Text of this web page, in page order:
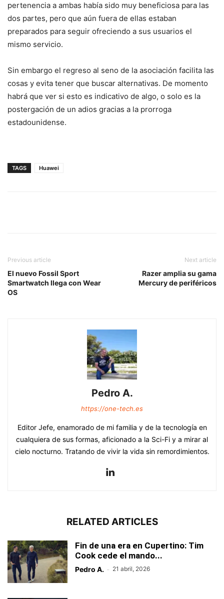
pertenencia a ambas había sido muy beneficiosa para las
dos partes, pero que aún fuera de ellas estaban
preparados para seguir ofreciendo a sus usuarios el
mismo servicio.
Sin embargo el regreso al seno de la asociación facilita las
cosas y evita tener que buscar alternativas. De momento
habrá que ver si esto es indicativo de algo, o solo es la
postergación de un adios gracias a la prorroga
estadounidense.
TAGS Huawei
Previous article
El nuevo Fossil Sport
Smartwatch llega con Wear
OS
Next article
Razer amplia su gama
Mercury de periféricos
Pedro A.
https://one-tech.es
Editor Jefe, enamorado de mi familia y de la tecnología en
cualquiera de sus formas, aficionado a la Sci-Fi y a mirar al
cielo nocturno. Tratando de vivir la vida sin remordimientos.
RELATED ARTICLES
Fin de una era en Cupertino: Tim
Cook cede el mando...
Pedro A. - 21 abril, 2026